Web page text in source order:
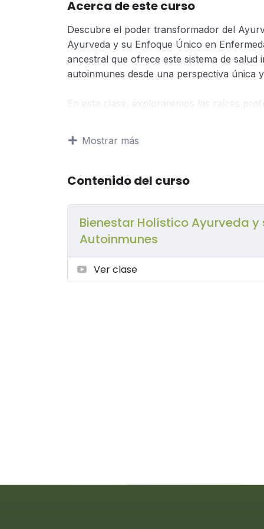
Acerca de este curso
Descubre el poder transformador del
Ayurveda y su Enfoque Único en
ancestral que ofrece este sistema de
autoinmunes desde una perspectiva única
En esta clase, exploraremos las raíces
través de un enfoque integral que no solo
perspectiva de bienestar para aquellos
en este viaje hacia la salud holística,
equilibrio duradero.
Mostrar más
Contenido del curso
Bienestar Holístico Ayurveda y
Autoinmunes
Ver clase